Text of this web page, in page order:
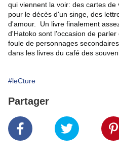
qui viennent la voir: des cartes
pour le décès d'un singe, des
d'amour. Un livre finalement
d'Hatoko sont l'occasion de
foule de personnages
dans les livres du café des
#leCture
Partager